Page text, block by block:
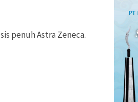
penuh Astra Zeneca.